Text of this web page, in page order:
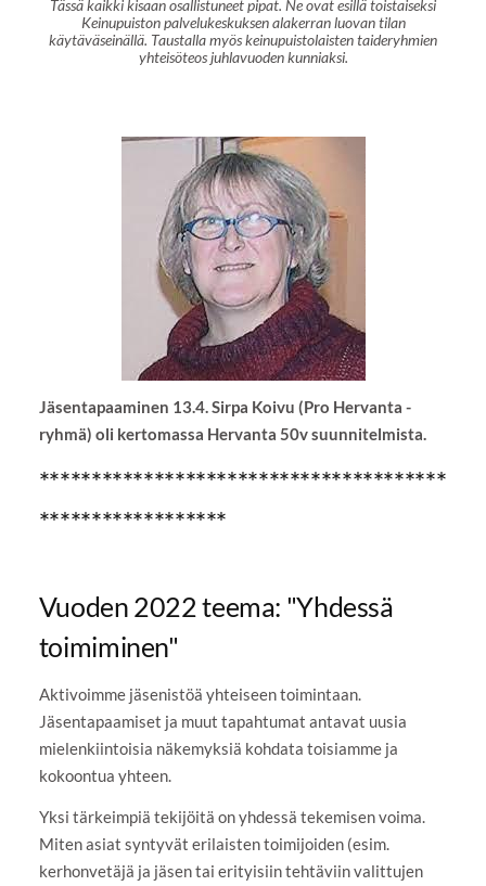
Tässä kaikki kisaan osallistuneet pipat. Ne ovat esillä toistaiseksi
Keinupuiston palvelukeskuksen alakerran luovan tilan
käytäväseinällä. Taustalla myös keinupuistolaisten taideryhmien
yhteisöteos juhlavuoden kunniaksi.
Jäsentapaaminen 13.4. Sirpa Koivu (Pro Hervanta -
ryhmä) oli kertomassa Hervanta 50v suunnitelmista.
***************************************
******************
Vuoden 2022 teema: "Yhdessä
toimiminen"
Aktivoimme jäsenistöä yhteiseen toimintaan.
Jäsentapaamiset ja muut tapahtumat antavat uusia
mielenkiintoisia näkemyksiä kohdata toisiamme ja
kokoontua yhteen.
Yksi tärkeimpiä tekijöitä on yhdessä tekemisen voima.
Miten asiat syntyvät erilaisten toimijoiden (esim.
kerhonvetäjä ja jäsen tai erityisiin tehtäviin valittujen